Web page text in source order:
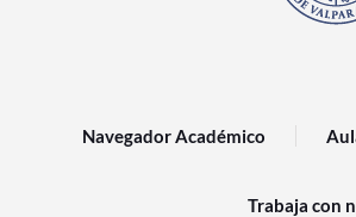
Navegador Académico
Trabaja con